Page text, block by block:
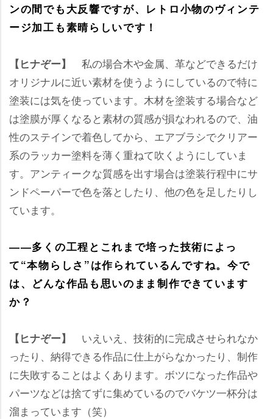
ンの間でも大反響ですが、レトロ小物のヴィンテ
ージ加工も素晴らしいです！
【ヒナぞー】
私の場合木や金属、革などできるだけ
オリジナルに近い素材を使うようにしているので特に
塗装には気を使っています。木材を塗装する場合など
は塗膜が厚くなると素材の質感が損なわれるので、油
性のステインで着色してから、エアブラシでクリアー
系のラッカー塗料を薄く重ねて吹くようにしていま
す。アンティークな質感を出す場合は塗装行程中にサ
ンドペーパーで色を落としたり、他の色を足したりし
ています。
――多くの工程とこれまで培った技術によっ
て“本物らしさ”は作られているんですね。今で
は、どんな作品も思いのまま制作できています
か？
【ヒナぞー】
いえいえ、技術的に完成させられなか
ったり、納得できる作品に仕上がらなかったり、制作
に失敗することはよくあります。ボツになった作品
パーツなどは捨てずに集めているのでバケツ一杯分は
溜まっています（笑）